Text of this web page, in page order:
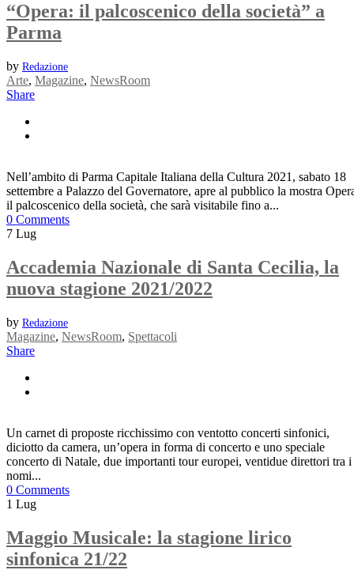
“Opera: il palcoscenico della società” a
Parma
by Redazione
Arte, Magazine, NewsRoom
Share
Nell’ambito di Parma Capitale Italiana della Cultura 2021, sabato 18
settembre a Palazzo del Governatore, apre al pubblico la mostra
il palcoscenico della società, che sarà visitabile fino a...
0 Comments
7 Lug
Accademia Nazionale di Santa Cecilia, la
nuova stagione 2021/2022
by Redazione
Magazine, NewsRoom, Spettacoli
Share
Un carnet di proposte ricchissimo con ventotto concerti sinfonici,
diciotto da camera, un’opera in forma di concerto e uno speciale
concerto di Natale, due importanti tour europei, ventidue direttori tra i
nomi...
0 Comments
1 Lug
Maggio Musicale: la stagione lirico
sinfonica 21/22